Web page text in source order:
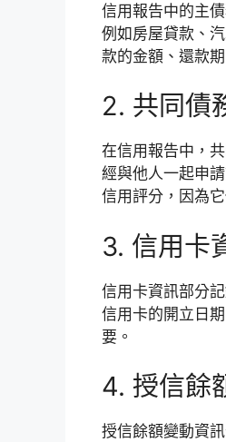
信用報告中的主
例如房屋貸款、
款的金額、還款
2. 共同債
在信用報告中，
經與他人一起申
信用評分，因為
3. 信用卡
信用卡資訊部分
信用卡的開立日
要。
4. 授信餘
授信餘額變動資